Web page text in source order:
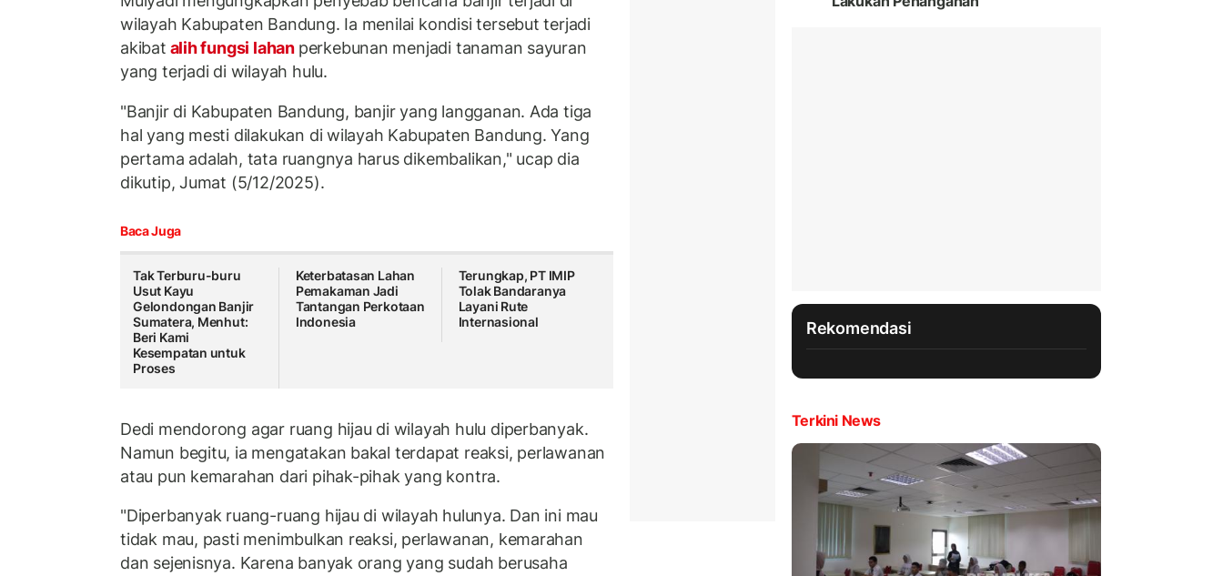
wilayah Kabupaten Bandung. Ia menilai kondisi tersebut terjadi
akibat alih fungsi lahan perkebunan menjadi tanaman sayuran
yang terjadi di wilayah hulu.
"Banjir di Kabupaten Bandung, banjir yang langganan. Ada tiga
hal yang mesti dilakukan di wilayah Kabupaten Bandung. Yang
pertama adalah, tata ruangnya harus dikembalikan," ucap dia
dikutip, Jumat (5/12/2025).
Baca Juga
Tak Terburu-buru
Usut Kayu
Gelondongan Banjir
Sumatera, Menhut:
Beri Kami
Kesempatan untuk
Proses
Keterbatasan Lahan
Pemakaman Jadi
Tantangan Perkotaan
Indonesia
Terungkap, PT IMIP
Tolak Bandaranya
Layani Rute
Internasional
Dedi mendorong agar ruang hijau di wilayah hulu diperbanyak.
Namun begitu, ia mengatakan bakal terdapat reaksi, perlawanan
atau pun kemarahan dari pihak-pihak yang kontra.
"Diperbanyak ruang-ruang hijau di wilayah hulunya. Dan ini mau
tidak mau, pasti menimbulkan reaksi, perlawanan, kemarahan
dan sejenisnya. Karena banyak orang yang sudah berusaha
Rekomendasi
Terkini News